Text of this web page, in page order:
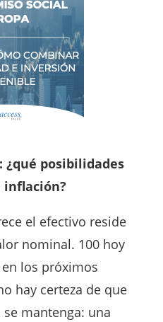
¿qué posibilidades
inflación?
el efectivo reside
nominal. 100 hoy
los próximos
hay certeza de que
mantenga: una